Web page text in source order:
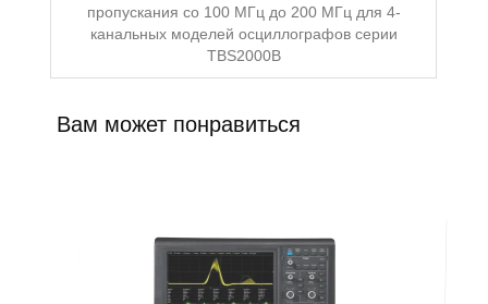
пропускания со 100 МГц до 200 МГц для 4-
канальных моделей осциллографов серии
TBS2000B
Вам может понравиться